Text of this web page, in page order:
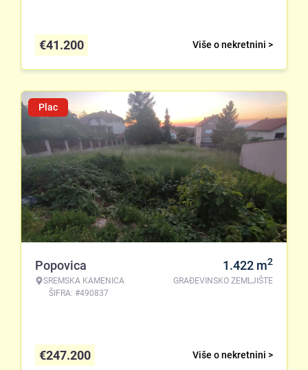
Više o nekretnini >
€41.200
Plac
Popovica
SREMSKA KAMENICA
ŠIFRA: #490837
1.422 m2
GRAĐEVINSKO ZEMLJIŠTE
Više o nekretnini >
€247.200